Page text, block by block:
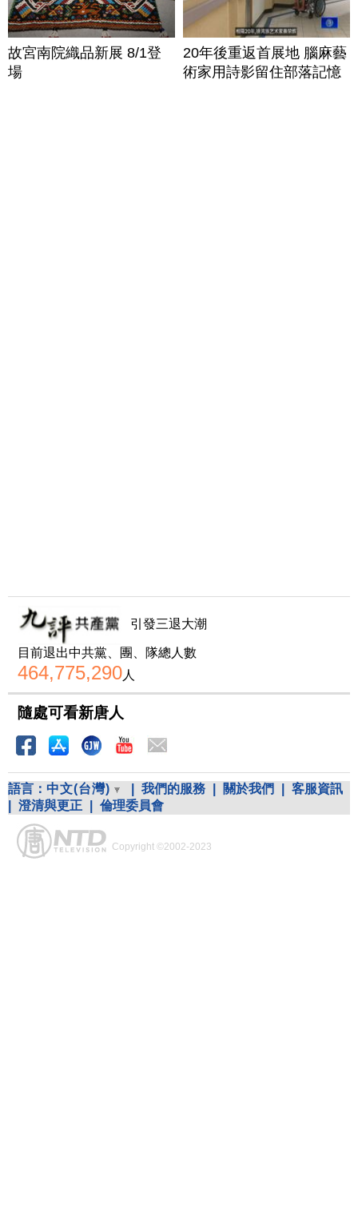
故宮南院織品新展 8/1登
場
20年後重返首展地 腦麻藝
術家用詩影留住部落記憶
引發三退大潮
目前退出中共黨、團、隊總人數
464,775,290人
隨處可看新唐人
語言： 中文(台灣) 我們的服務 關於我們
客服資訊
澄清與更正 倫理委員會
Copyright ©2002-2023